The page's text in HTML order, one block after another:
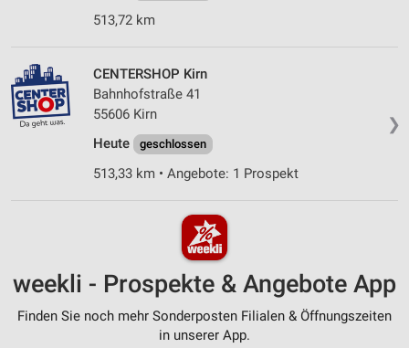
513,72 km
❯
CENTERSHOP Kirn
Bahnhofstraße 41
55606 Kirn
Heute
geschlossen
513,33 km • Angebote: 1 Prospekt
weekli - Prospekte & Angebote App
Finden Sie noch mehr Sonderposten Filialen & Öffnungszeiten
in unserer App.